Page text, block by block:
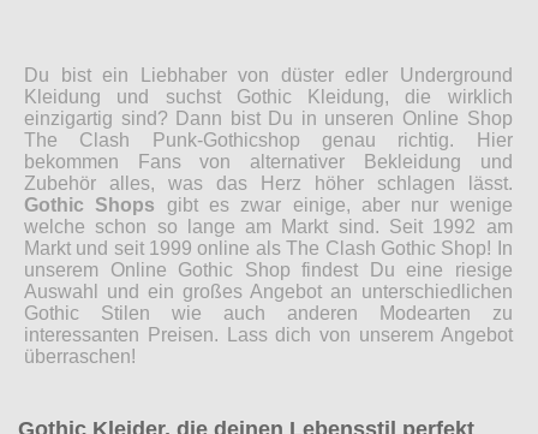
Du bist ein Liebhaber von düster edler Underground
Kleidung und suchst Gothic Kleidung, die wirklich
einzigartig sind? Dann bist Du in unseren Online Shop
The Clash Punk-Gothicshop genau richtig. Hier
bekommen Fans von alternativer Bekleidung und
Zubehör alles, was das Herz höher schlagen lässt.
Gothic Shops gibt es zwar einige, aber nur wenige
welche schon so lange am Markt sind. Seit 1992 am
Markt und seit 1999 online als The Clash Gothic Shop! In
unserem Online Gothic Shop findest Du eine riesige
Auswahl und ein großes Angebot an unterschiedlichen
Gothic Stilen wie auch anderen Modearten zu
interessanten Preisen. Lass dich von unserem Angebot
überraschen!
Gothic Kleider, die deinen Lebensstil perfekt